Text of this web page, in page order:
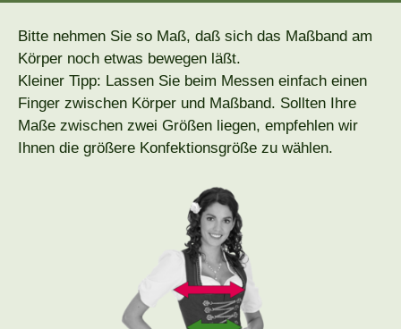
Bitte nehmen Sie so Maß, daß sich das Maßband am
Körper noch etwas bewegen läßt.
Kleiner Tipp: Lassen Sie beim Messen einfach einen
Finger zwischen Körper und Maßband. Sollten Ihre
Maße zwischen zwei Größen liegen, empfehlen wir
Ihnen die größere Konfektionsgröße zu wählen.